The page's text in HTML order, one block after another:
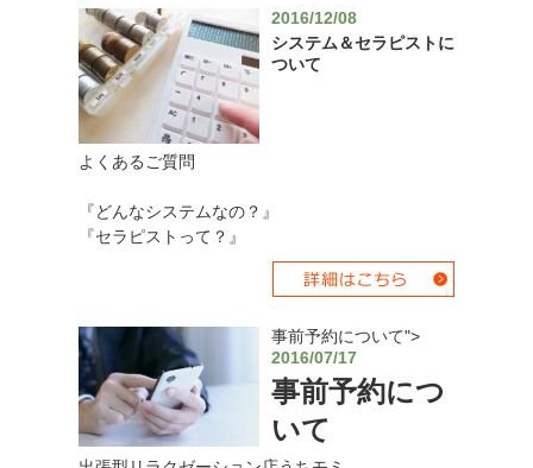
2016/12/08
システム＆セラピストに
ついて
よくあるご質問
『どんなシステムなの？』
『セラピストって？』
事前予約について">
2016/07/17
事前予約につ
いて